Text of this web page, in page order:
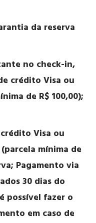
da reserva
no check-in,
crédito Visa ou
de R$ 100,00);
Visa ou
mínima de
Pagamento via
30 dias do
possível fazer o
em caso de